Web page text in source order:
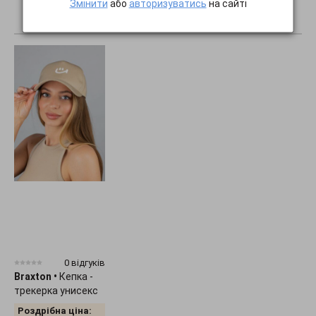
0 відгуків
Braxton • Кепка -
трекерка унисекс
"Smile" 1536
Роздрібна ціна:
Змінити або авторизуватись на сайті